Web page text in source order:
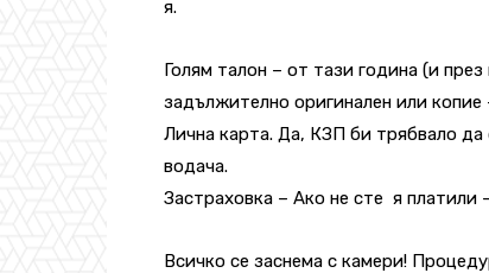
я.
Голям талон – от тази година (и
задължително оригинален или копие
Лична карта. Да, КЗП би трябвало да
водача.
Застраховка – Ако не сте я платили
Всичко се заснема с камери!